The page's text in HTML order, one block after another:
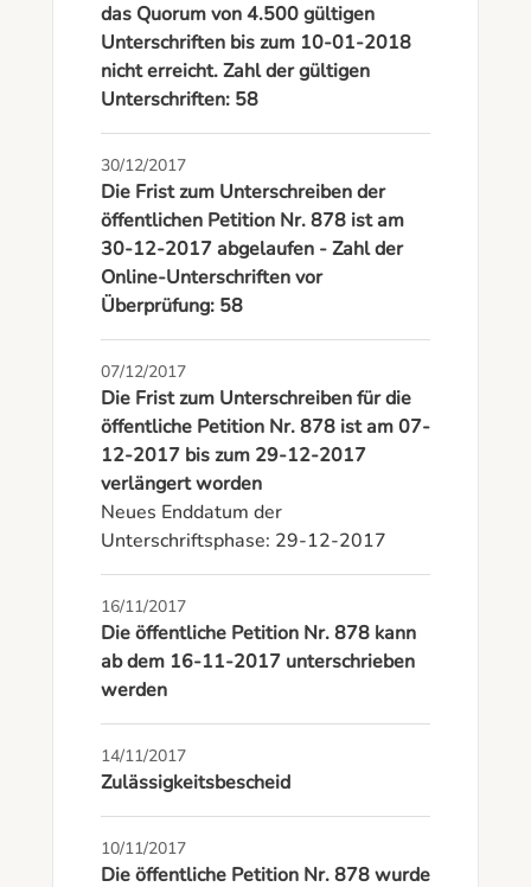
das Quorum von 4.500 gültigen
Unterschriften bis zum 10-01-2018
nicht erreicht. Zahl der gültigen
Unterschriften: 58
30/12/2017
Die Frist zum Unterschreiben der
öffentlichen Petition Nr. 878 ist am
30-12-2017 abgelaufen - Zahl der
Online-Unterschriften vor
Überprüfung: 58
07/12/2017
Die Frist zum Unterschreiben für die
öffentliche Petition Nr. 878 ist am 07-
12-2017 bis zum 29-12-2017
verlängert worden
Neues Enddatum der
Unterschriftsphase: 29-12-2017
16/11/2017
Die öffentliche Petition Nr. 878 kann
ab dem 16-11-2017 unterschrieben
werden
14/11/2017
Zulässigkeitsbescheid
10/11/2017
Die öffentliche Petition Nr. 878 wurde